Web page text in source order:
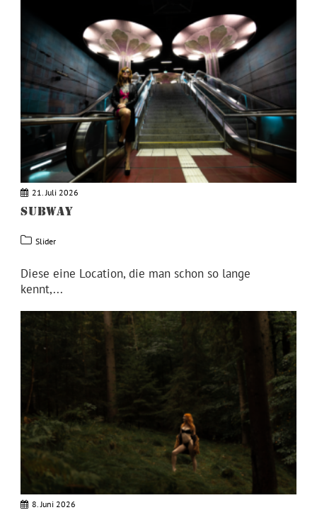
21. Juli 2026
SUBWAY
Slider
Diese eine Location, die man schon so lange
kennt,...
8. Juni 2026